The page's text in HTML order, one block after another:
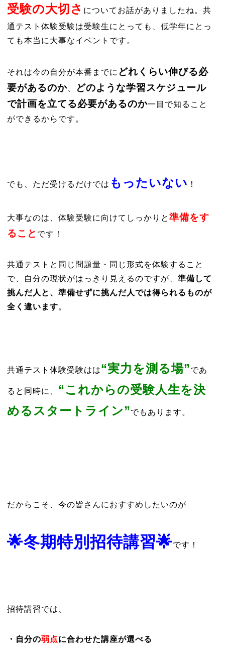
受験の大切さ についてお話がありましたね。共
通テスト体験受験は受験生にとっても、低学年にとっ
ても本当に大事なイベントです。
それは今の自分が本番までに どれくらい伸びる必
要があるのか、
どのような学習スケジュール
で計画を立てる必要があるのか一目で知ること
ができるからです。
でも、ただ受けるだけでは もったいない ！
大事なのは、体験受験に向けてしっかりと 準備をす
ること です！
共通テストと同じ問題量・同じ形式を体験すること
で、自分の現状がはっきり見えるのですが、 準備して
挑んだ人と、準備せずに挑んだ人では得られるものが
全く違います。
共通テスト体験受験はは“実力を測る場”であ
ると同時に、 “これからの受験人生を決
めるスタートライン”でもあります。
だからこそ、今の皆さんにおすすめしたいのが
🌟冬期特別招待講習🌟です！
招待講習では、
・自分の弱点に合わせた講座が選べる